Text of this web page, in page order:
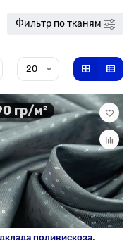
Фильтр по тканям
гр/м²
поливискоза,